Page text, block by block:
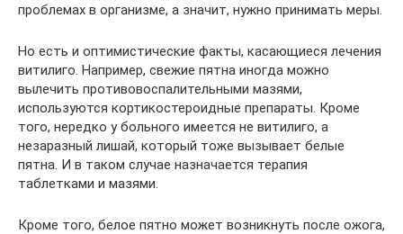
проблемах в организме, а значит, нужно принимать меры.
Но есть и оптимистические факты, касающиеся лечения
витилиго. Например, свежие пятна иногда можно
вылечить противовоспалительными мазями,
используются кортикостероидные препараты. Кроме
того, нередко у больного имеется не витилиго, а
незаразный лишай, который тоже вызывает белые
пятна. И в таком случае назначается терапия
таблетками и мазями.
Кроме того, белое пятно может возникнуть после ожога,